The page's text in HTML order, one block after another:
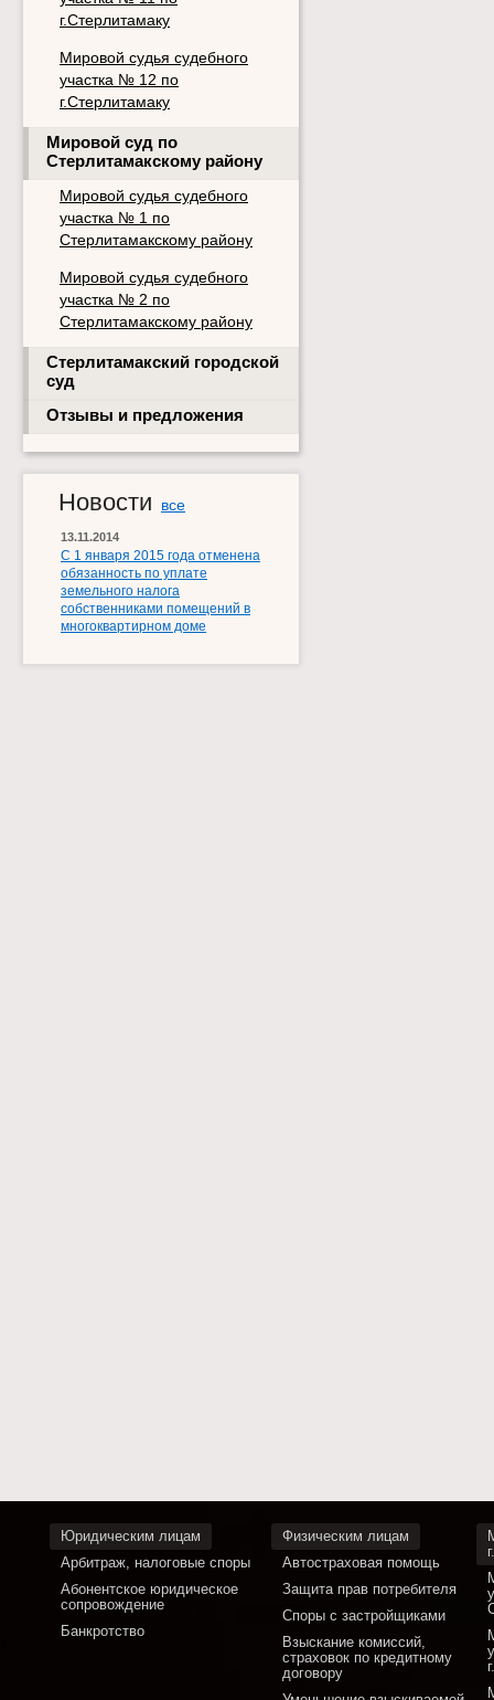
г.Стерлитамаку
Мировой судья судебного
участка № 12 по
г.Стерлитамаку
Мировой суд по
Стерлитамакскому району
Мировой судья судебного
участка № 1 по
Стерлитамакскому району
Мировой судья судебного
участка № 2 по
Стерлитамакскому району
Стерлитамакский городской
суд
Отзывы и предложения
Новости все
13.11.2014
С 1 января 2015 года отменена
обязанность по уплате
земельного налога
собственниками помещений в
многоквартирном доме
Юридическим лицам
Арбитраж, налоговые споры
Абонентское юридическое
сопровождение
Банкротство
Физическим лицам
Автостраховая помощь
Защита прав потребителя
Споры с застройщиками
Взыскание комиссий,
страховок по кредитному
договору